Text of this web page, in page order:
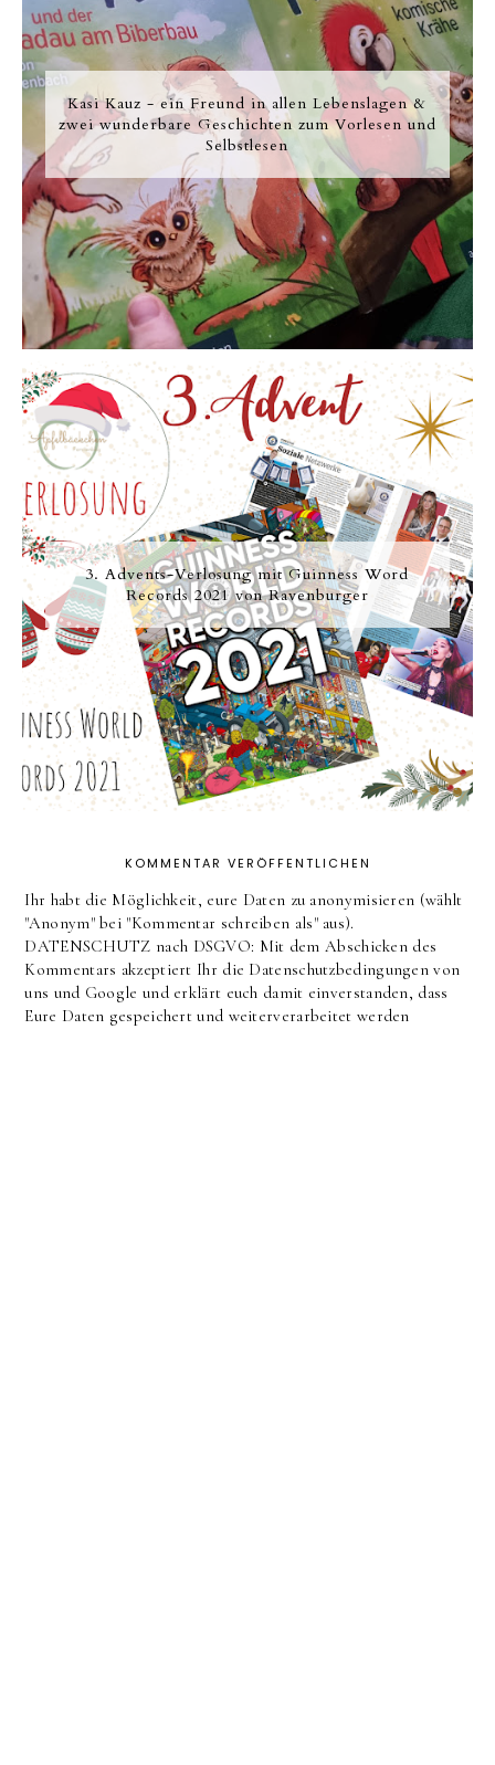
Kasi Kauz - ein Freund in allen Lebenslagen &
zwei wunderbare Geschichten zum Vorlesen und
Selbstlesen
3. Advents-Verlosung mit Guinness Word
Records 2021 von Ravenburger
KOMMENTAR VERÖFFENTLICHEN
Ihr habt die Möglichkeit, eure Daten zu anonymisieren (wählt
"Anonym" bei "Kommentar schreiben als" aus).
DATENSCHUTZ nach DSGVO: Mit dem Abschicken des
Kommentars akzeptiert Ihr die Datenschutzbedingungen von
uns und Google und erklärt euch damit einverstanden, dass
Eure Daten gespeichert und weiterverarbeitet werden